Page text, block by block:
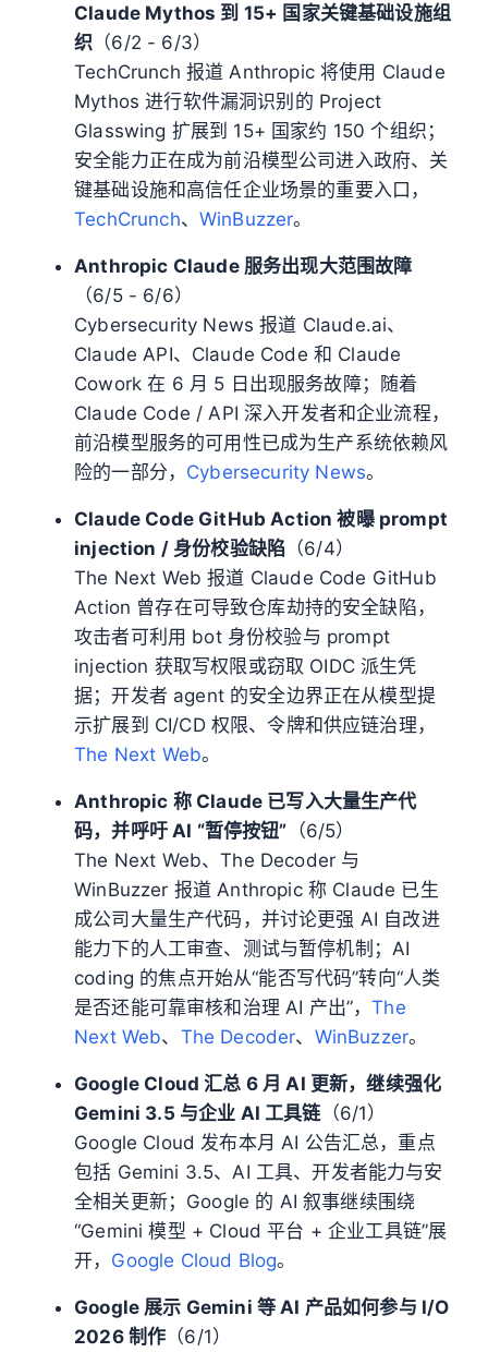
Claude Mythos 到 15+ 国家关键基础设施组
织 （6/2 - 6/3）
TechCrunch 报道 Anthropic 将使用 Claude
Mythos 进行软件漏洞识别的 Project
Glasswing 扩展到 15+ 国家约 150 个组织；
安全能力正在成为前沿模型公司进入政府、关
键基础设施和高信任企业场景的重要入口，
TechCrunch、 WinBuzzer。
Anthropic Claude 服务出现大范围故障
（6/5 - 6/6）
Cybersecurity News 报道 Claude.ai、
Claude API、Claude Code 和 Claude
Cowork 在 6 月 5 日出现服务故障；随着
Claude Code / API 深入开发者和企业流程，
前沿模型服务的可用性已成为生产系统依赖风
险的一部分， Cybersecurity News。
Claude Code GitHub Action 被曝 prompt
injection / 身份校验缺陷 （6/4）
The Next Web 报道 Claude Code GitHub
Action 曾存在可导致仓库劫持的安全缺陷，
攻击者可利用 bot 身份校验与 prompt
injection 获取写权限或窃取 OIDC 派生凭
据；开发者 agent 的安全边界正在从模型提
示扩展到 CI/CD 权限、令牌和供应链治理，
The Next Web。
Anthropic 称 Claude 已写入大量生产代
码，并呼吁 AI “暂停按钮” （6/5）
The Next Web、The Decoder 与
WinBuzzer 报道 Anthropic 称 Claude 已生
成公司大量生产代码，并讨论更强 AI 自改进
能力下的人工审查、测试与暂停机制；AI
coding 的焦点开始从“能否写代码”转向“人类
是否还能可靠审核和治理 AI 产出”，The
Next Web、 The Decoder、 WinBuzzer。
Google Cloud 汇总 6 月 AI 更新，继续强化
Gemini 3.5 与企业 AI 工具链 （6/1）
Google Cloud 发布本月 AI 公告汇总，重点
包括 Gemini 3.5、AI 工具、开发者能力与安
全相关更新；Google 的 AI 叙事继续围绕
“Gemini 模型 + Cloud 平台 + 企业工具链”展
开， Google Cloud Blog。
Google 展示 Gemini 等 AI 产品如何参与 I/O
2026 制作 （6/1）